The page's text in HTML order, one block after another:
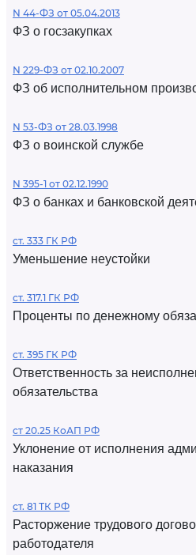
N 44-ФЗ от 05.04.2013
ФЗ о госзакупках
N 229-ФЗ от 02.10.2007
ФЗ об исполнительном
N 53-ФЗ от 28.03.1998
ФЗ о воинской службе
N 395-1 от 02.12.1990
ФЗ о банках и банковской
ст. 333 ГК РФ
Уменьшение неустойки
ст. 317.1 ГК РФ
Проценты по денежному
ст. 395 ГК РФ
Ответственность за
обязательства
ст 20.25 КоАП РФ
Уклонение от исполнения
наказания
ст. 81 ТК РФ
Расторжение трудового
работодателя